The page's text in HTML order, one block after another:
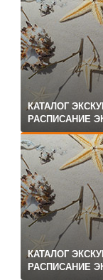
КАТАЛОГ
РАСПИСАНИЕ
КАТАЛОГ
РАСПИСАНИЕ